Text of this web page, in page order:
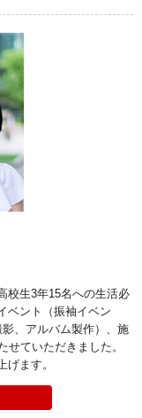
校生3年15名への生活必
ベント（振袖イベン
、アルバム製作）、施
ていただきました。
ます。